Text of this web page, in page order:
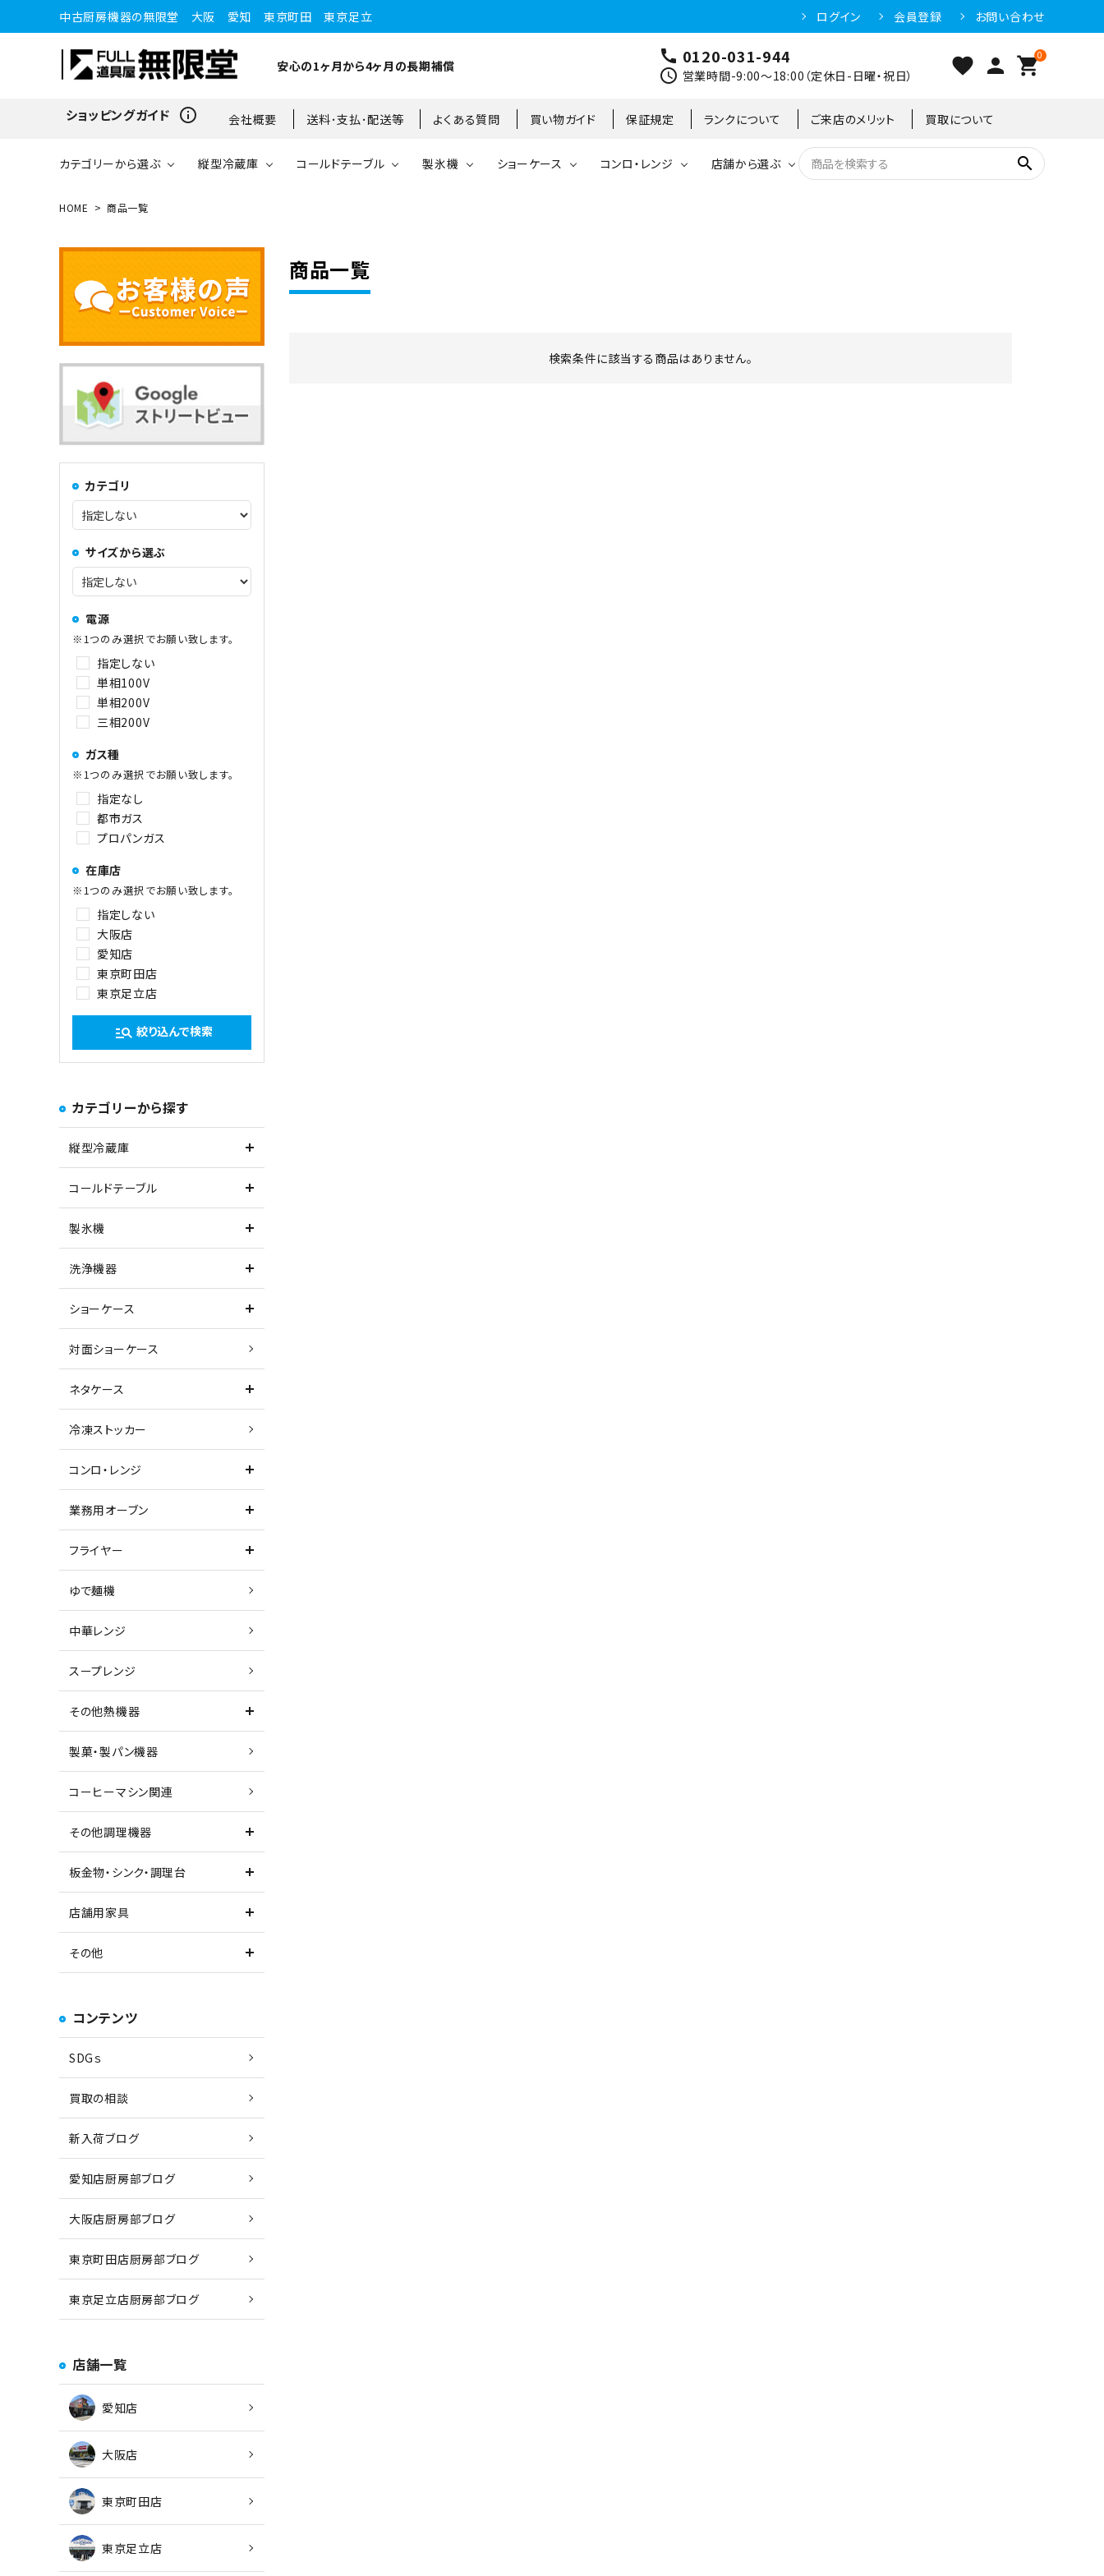
中古厨房機器の無限堂 大阪 愛知 東京町田 東京足立 ログイン 会員登録 お問い合わせ
安心の1ヶ月から4ヶ月の長期補償 call 0120-031-944
schedule 営業時間-9:00～18:00（定休日-日曜・祝日） favorite person 0
shopping_cart
ショッピングガイド info_outline 会社概要 送料･支払･配送等 よくある質問 買い物ガイド 保証規定 ランクについて ご来店のメリット 買取について
カテゴリーから選ぶ
ショーケース
コンロ・レンジ フライヤー
コーヒーマシン関連
その他
縦型冷蔵庫
ブラストチラー・ショックフ
リーザー
コールドテーブル
ドロワータイプ・他
製氷機
65kg
100kg以上 ビッグアイス・その他異形
ショーケース
ワインセラー・ワインクーラ
ー
コンロ・レンジ 店舗から選ぶ search
HOME 商品一覧
カテゴリ
サイズから選ぶ
電源
※1つのみ選択でお願い致します。
指定しない
単相100V
単相200V
三相200V
ガス種
※1つのみ選択でお願い致します。
指定なし
都市ガス
プロパンガス
在庫店
※1つのみ選択でお願い致します。
指定しない
大阪店
愛知店
東京町田店
東京足立店
manage_search 絞り込んで検索
カテゴリーから探す
縦型冷蔵庫
コールドテーブル
製氷機
洗浄機器
ショーケース
対面ショーケース
ネタケース
冷凍ストッカー
コンロ・レンジ
業務用オーブン
フライヤー
ゆで麺機
中華レンジ
スープレンジ
その他熱機器
製菓・製パン機器
コーヒーマシン関連
その他調理機器
板金物・シンク・調理台
店舗用家具
その他
コンテンツ
SDGｓ
買取の相談
新入荷ブログ
愛知店厨房部ブログ
大阪店厨房部ブログ
東京町田店厨房部ブログ
東京足立店厨房部ブログ
店舗一覧
愛知店
大阪店
東京町田店
東京足立店
商品一覧
検索条件に該当する商品はありません。